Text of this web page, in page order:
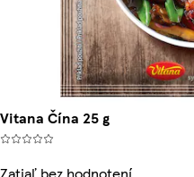
Vitana Čína 25 g